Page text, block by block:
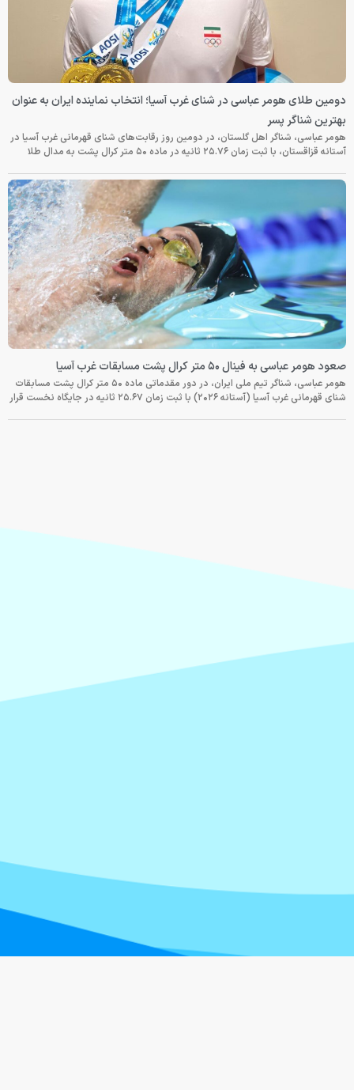
دومین طلای هومر عباسی در شنای غرب آسیا؛ انتخاب نماینده ایران به عنوان
بهترین شناگر پسر
هومر عباسی، شناگر اهل گلستان، در دومین روز رقابت‌های شنای قهرمانی غرب آسیا در
آستانه قزاقستان، با ثبت زمان ۲۵.۷۶ ثانیه در ماده ۵۰ متر کرال پشت به مدال طلا
صعود هومر عباسی به فینال ۵۰ متر کرال پشت مسابقات غرب آسیا
هومر عباسی، شناگر تیم ملی ایران، در دور مقدماتی ماده ۵۰ متر کرال پشت مسابقات
شنای قهرمانی غرب آسیا (آستانه ۲۰۲۶) با ثبت زمان ۲۵.۶۷ ثانیه در جایگاه نخست قرار